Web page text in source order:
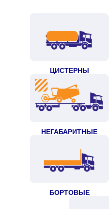
ЦИСТЕРНЫ
НЕГАБАРИТНЫЕ
БОРТОВЫЕ